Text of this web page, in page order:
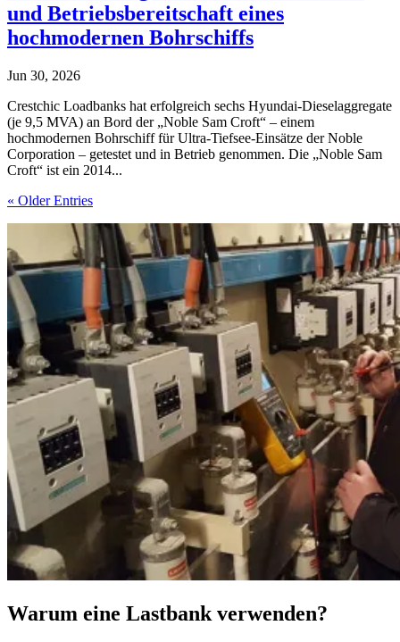
und Betriebsbereitschaft eines
hochmodernen Bohrschiffs
Jun 30, 2026
Crestchic Loadbanks hat erfolgreich sechs Hyundai-Dieselaggregate
(je 9,5 MVA) an Bord der „Noble Sam Croft“ – einem
hochmodernen Bohrschiff für Ultra-Tiefsee-Einsätze der Noble
Corporation – getestet und in Betrieb genommen. Die „Noble Sam
Croft“ ist ein 2014...
« Older Entries
Warum eine Lastbank verwenden?